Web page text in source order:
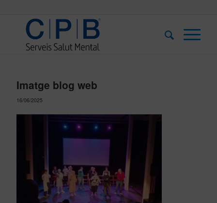
Imatge blog web
16/06/2025